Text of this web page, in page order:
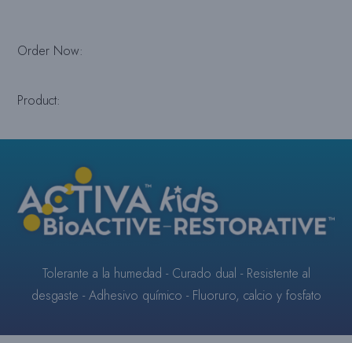
Order Now:
Product:
ACTIVA™
KIDS
Tolerante a la humedad - Curado dual - Resistente al
desgaste - Adhesivo químico - Fluoruro, calcio y fosfato